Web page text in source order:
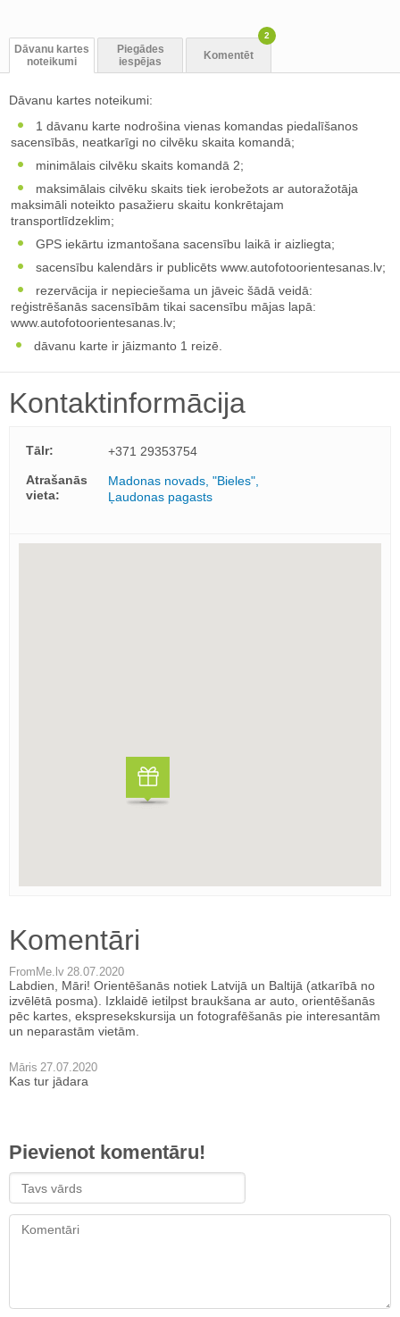
Dāvanu kartes
noteikumi
Piegādes
iespējas
Komentēt
2
Dāvanu kartes noteikumi:
1 dāvanu karte nodrošina vienas komandas piedalīšanos
sacensībās, neatkarīgi no cilvēku skaita komandā;
minimālais cilvēku skaits komandā 2;
maksimālais cilvēku skaits tiek ierobežots ar autoražotāja
maksimāli noteikto pasažieru skaitu konkrētajam
transportlīdzeklim;
GPS iekārtu izmantošana sacensību laikā ir aizliegta;
sacensību kalendārs ir publicēts www.autofotoorientesanas.lv;
rezervācija ir nepieciešama un jāveic šādā veidā:
reģistrēšanās sacensībām tikai sacensību mājas lapā:
www.autofotoorientesanas.lv;
dāvanu karte ir jāizmanto 1 reizē.
Kontaktinformācija
Tālr:
+371 29353754
Atrašanās
vieta:
Madonas novads, "Bieles",
Ļaudonas pagasts
Komentāri
FromMe.lv 28.07.2020
Labdien, Māri! Orientēšanās notiek Latvijā un Baltijā (atkarībā no
izvēlētā posma). Izklaidē ietilpst braukšana ar auto, orientēšanās
pēc kartes, ekspresekskursija un fotografēšanās pie interesantām
un neparastām vietām.
Māris 27.07.2020
Kas tur jādara
Pievienot komentāru!